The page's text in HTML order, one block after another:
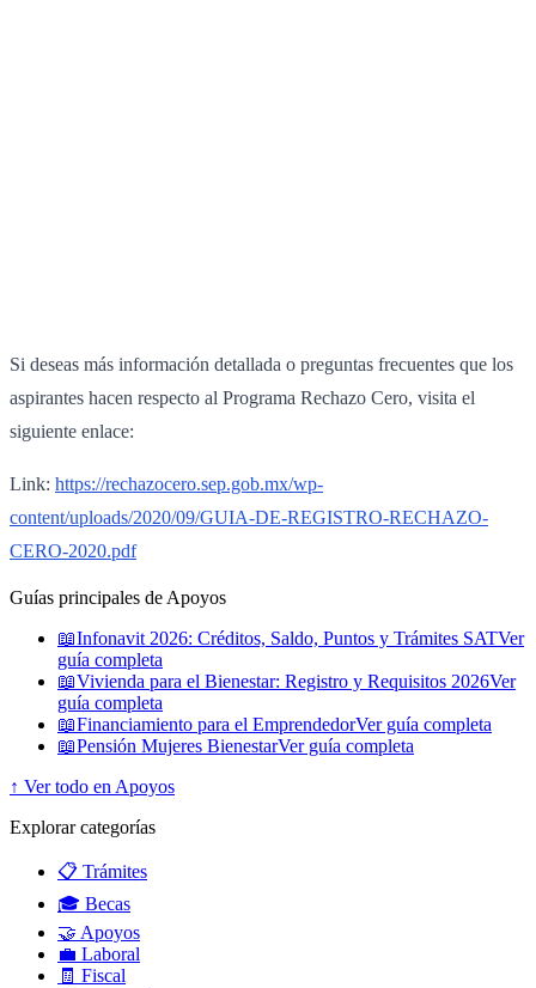
Si deseas más información detallada o preguntas frecuentes que los
aspirantes hacen respecto al Programa Rechazo Cero, visita el
siguiente enlace:
Link: https://rechazocero.sep.gob.mx/wp-
content/uploads/2020/09/GUIA-DE-REGISTRO-RECHAZO-
CERO-2020.pdf
Guías principales de Apoyos
📖Infonavit 2026: Créditos, Saldo, Puntos y Trámites SATVer
guía completa
📖Vivienda para el Bienestar: Registro y Requisitos 2026Ver
guía completa
📖Financiamiento para el EmprendedorVer guía completa
📖Pensión Mujeres BienestarVer guía completa
↑ Ver todo en Apoyos
Explorar categorías
📋 Trámites
🎓 Becas
🤝 Apoyos
💼 Laboral
🧾 Fiscal